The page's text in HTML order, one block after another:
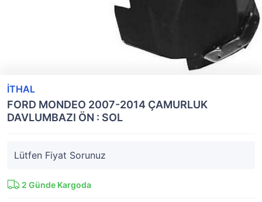
İTHAL
FORD MONDEO 2007-2014 ÇAMURLUK
DAVLUMBAZI ÖN : SOL
Lütfen Fiyat Sorunuz
2 Günde Kargoda